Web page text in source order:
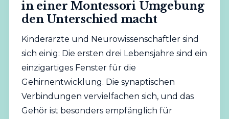
in einer Montessori Umgebung
den Unterschied macht
Kinderärzte und Neurowissenschaftler sind
sich einig: Die ersten drei Lebensjahre sind ein
einzigartiges Fenster für die
Gehirnentwicklung. Die synaptischen
Verbindungen vervielfachen sich, und das
Gehör ist besonders empfänglich für